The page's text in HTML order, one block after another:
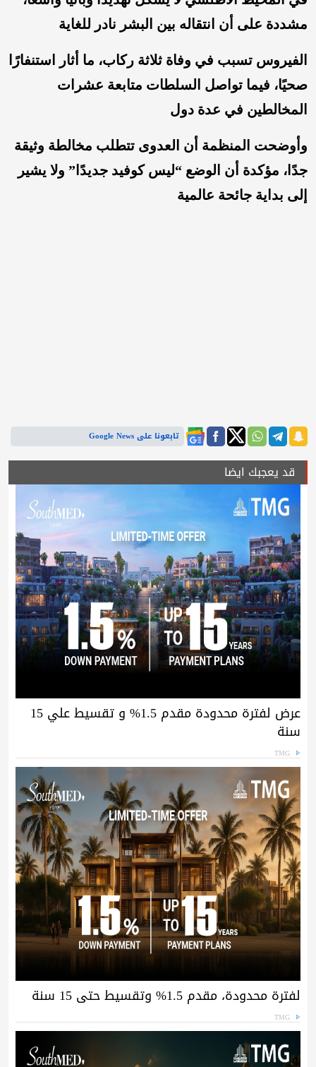
مشددة على أن انتقاله بين البشر نادر للغاية
الفيروس تسبب في وفاة ثلاثة ركاب، ما أثار استنفارًا
صحيًا، فيما تواصل السلطات متابعة عشرات
المخالطين في عدة دول
وأوضحت المنظمة أن العدوى تتطلب مخالطة وثيقة
جدًا، مؤكدة أن الوضع “ليس كوفيد جديدًا” ولا يشير
إلى بداية جائحة عالمية
تابعونا على Google News
قد يعجبك ايضا
عرض لفترة محدودة مقدم 1.5% و تقسيط علي 15
سنة
TMG
لفترة محدودة، مقدم 1.5% وتقسيط حتى 15 سنة
TMG